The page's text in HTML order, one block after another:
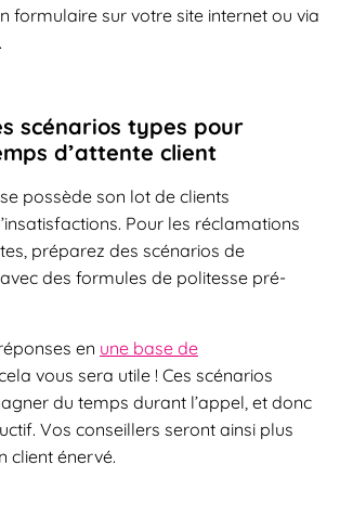
formulaire sur votre site internet ou via
scénarios types pour
d’attente client
possède son lot de clients
Pour les réclamations
préparez des scénarios de
des formules de politesse pré-
en une base de
cela vous sera utile ! Ces scénarios
du temps durant l’appel, et donc
Vos conseillers seront ainsi plus
client énervé.